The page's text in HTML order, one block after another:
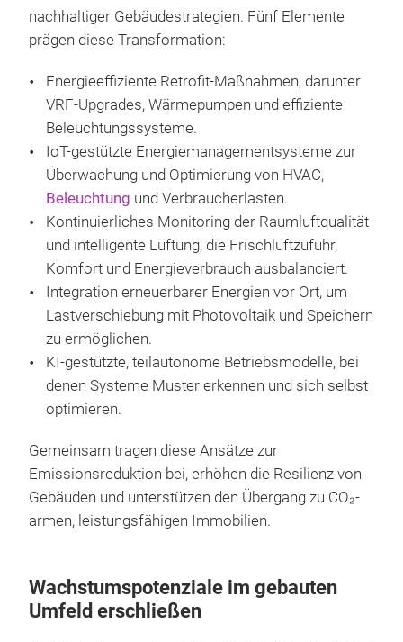
nachhaltiger Gebäudestrategien. Fünf Elemente
prägen diese Transformation:
Energieeffiziente Retrofit-Maßnahmen, darunter
VRF-Upgrades, Wärmepumpen und effiziente
Beleuchtungssysteme.
IoT-gestützte Energiemanagementsysteme zur
Überwachung und Optimierung von HVAC,
Beleuchtung und Verbraucherlasten.
Kontinuierliches Monitoring der Raumluftqualität
und intelligente Lüftung, die Frischluftzufuhr,
Komfort und Energieverbrauch ausbalanciert.
Integration erneuerbarer Energien vor Ort, um
Lastverschiebung mit Photovoltaik und Speichern
zu ermöglichen.
KI-gestützte, teilautonome Betriebsmodelle, bei
denen Systeme Muster erkennen und sich selbst
optimieren.
Gemeinsam tragen diese Ansätze zur
Emissionsreduktion bei, erhöhen die Resilienz von
Gebäuden und unterstützen den Übergang zu CO₂-
armen, leistungsfähigen Immobilien.
Wachstumspotenziale im gebauten
Umfeld erschließen